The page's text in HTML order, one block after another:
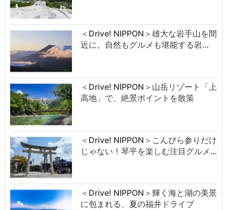
＜Drive! NIPPON＞雄大な岩手山を間
近に。自然もグルメも堪能する岩…
＜Drive! NIPPON＞山岳リゾート「上
高地」で、絶景ポイントを散策
＜Drive! NIPPON＞こんぴら参りだけ
じゃない！琴平を楽しむ注目グルメ…
＜Drive! NIPPON＞輝く海と湖の美景
に包まれる、夏の福井ドライブ